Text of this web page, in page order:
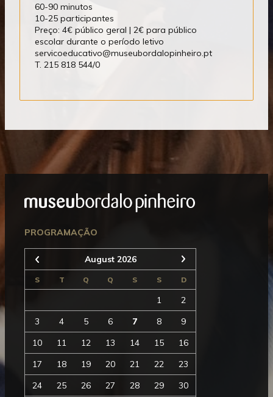
60-90 minutos
10-25 participantes
Preço: 4€ público geral | 2€ para público
escolar durante o período letivo
servicoeducativo@museubordalopinheiro.pt
T. 215 818 544/0
PROGRAMAÇÃO
Anterior August 2026 Seguinte
S T Q Q S S D
1
2
3
4 5 6 7 8
9
10
11 12 13 14 15
16
17
18 19 20 21 22
23
24
25 26 27 28 29
30